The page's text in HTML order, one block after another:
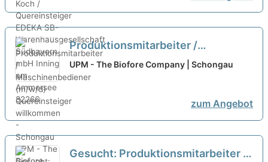
Produktionsmitarbeiter /
Maschinenbediener (m/w/d)
Quereinsteiger willkommen -
UPM - The Biofore Company | Schongau
zum Angebot
Gesucht: Produktionsmitarbeiter /